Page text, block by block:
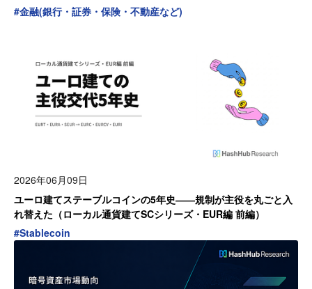
#金融(銀行・証券・保険・不動産など)
2026年06月09日
ユーロ建てステーブルコインの5年史――規制が主役を丸ごと入
れ替えた（ローカル通貨建てSCシリーズ・EUR編 前編）
#Stablecoin